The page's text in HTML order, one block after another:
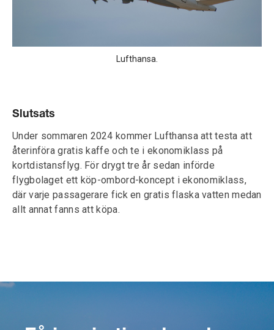
Lufthansa.
Slutsats
Under sommaren 2024 kommer Lufthansa att testa att
återinföra gratis kaffe och te i ekonomiklass på
kortdistansflyg. För drygt tre år sedan införde
flygbolaget ett köp-ombord-koncept i ekonomiklass,
där varje passagerare fick en gratis flaska vatten medan
allt annat fanns att köpa.